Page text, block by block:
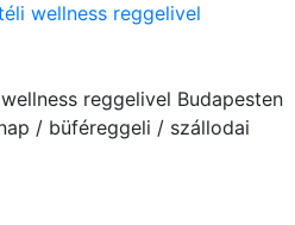
wellness reggelivel
reggelivel Budapesten
/ büféreggeli / szállodai